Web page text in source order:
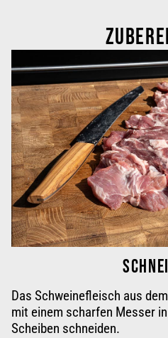
Das Schweinefleisch aus
mit einem scharfen Messer
Scheiben schneiden.